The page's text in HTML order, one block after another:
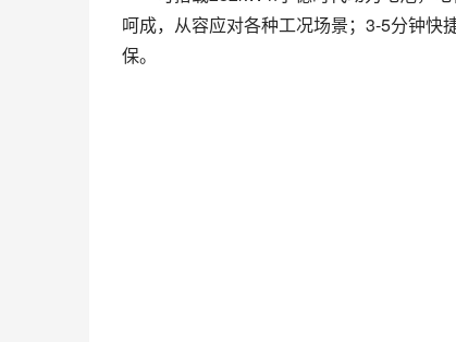
呵成，从容应对各种工况场景；3-5分钟快
保。